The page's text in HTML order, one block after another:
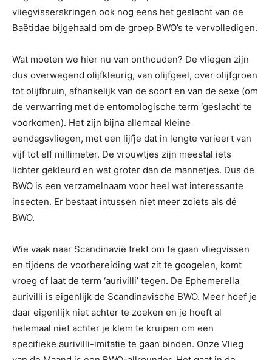
vliegvisserskringen ook nog eens het geslacht van de
Baëtidae bijgehaald om de groep BWO’s te vervolledigen.
Wat moeten we hier nu van onthouden? De vliegen zijn
dus overwegend olijfkleurig, van olijfgeel, over olijfgroen
tot olijfbruin, afhankelijk van de soort en van de sexe (om
de verwarring met de entomologische term ‘geslacht’ te
voorkomen). Het zijn bijna allemaal kleine
eendagsvliegen, met een lijfje dat in lengte varieert van
vijf tot elf millimeter. De vrouwtjes zijn meestal iets
lichter gekleurd en wat groter dan de mannetjes. Dus de
BWO is een verzamelnaam voor heel wat interessante
insecten. Er bestaat intussen niet meer zoiets als dé
BWO.
Wie vaak naar Scandinavië trekt om te gaan vliegvissen
en tijdens de voorbereiding wat zit te googelen, komt
vroeg of laat de term ‘aurivilli’ tegen. De Ephemerella
aurivilli is eigenlijk de Scandinavische BWO. Meer hoef je
daar eigenlijk niet achter te zoeken en je hoeft al
helemaal niet achter je klem te kruipen om een
specifieke aurivilli-imitatie te gaan binden. Onze Vlieg